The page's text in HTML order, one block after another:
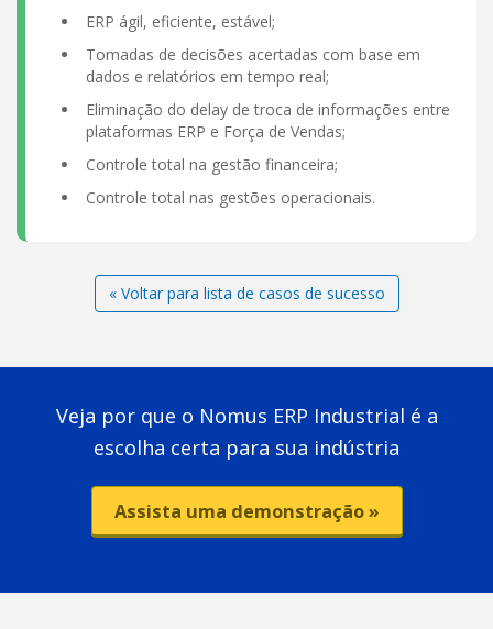
ERP ágil, eficiente, estável;
Tomadas de decisões acertadas com base em
dados e relatórios em tempo real;
Eliminação do delay de troca de informações entre
plataformas ERP e Força de Vendas;
Controle total na gestão financeira;
Controle total nas gestões operacionais.
« Voltar para lista de casos de sucesso
Veja por que o Nomus ERP Industrial é a
escolha certa para sua indústria
Assista uma demonstração »